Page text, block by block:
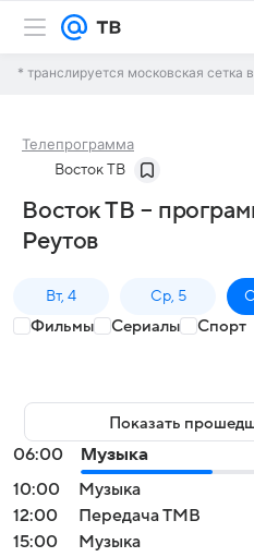
* транслируется московская сетка
Телепрограмма
Восток ТВ
Восток ТВ –
Реутов
Вт, 4 Ср, 5
Фильмы Сериалы Спорт
Показать
06:00
Музыка
10:00
Музыка
12:00
Передача ТМВ
15:00
Музыка